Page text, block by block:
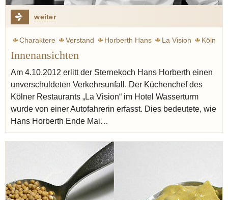
weiter
Charaktere Verstand Horberth Hans La Vision
Köln
Koch
Innenansichten
Am 4.10.2012 erlitt der Sternekoch Hans Horberth einen
unverschuldeten Verkehrsunfall. Der Küchenchef des
Kölner Restaurants „La Vision“ im Hotel Wasserturm
wurde von einer Autofahrerin erfasst. Dies bedeutete, wie
Hans Horberth Ende Mai…